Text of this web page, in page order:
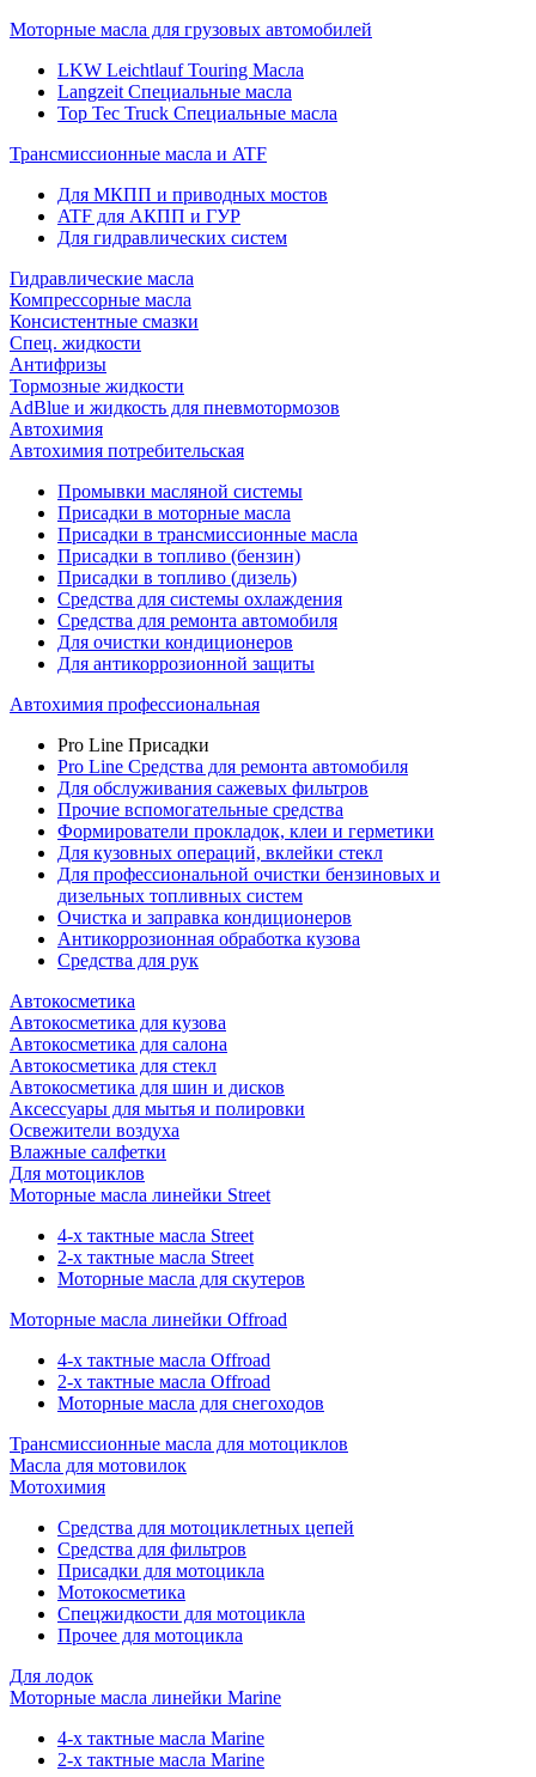
Моторные масла для грузовых автомобилей
LKW Leichtlauf Touring Масла
Langzeit Специальные масла
Top Tec Truck Специальные масла
Трансмиссионные масла и ATF
Для МКПП и приводных мостов
ATF для АКПП и ГУР
Для гидравлических систем
Гидравлические масла
Компрессорные масла
Консистентные смазки
Спец. жидкости
Антифризы
Тормозные жидкости
AdBlue и жидкость для пневмотормозов
Автохимия
Автохимия потребительская
Промывки масляной системы
Присадки в моторные масла
Присадки в трансмиссионные масла
Присадки в топливо (бензин)
Присадки в топливо (дизель)
Средства для системы охлаждения
Средства для ремонта автомобиля
Для очистки кондиционеров
Для антикоррозионной защиты
Автохимия профессиональная
Pro Line Присадки
Pro Line Средства для ремонта автомобиля
Для обслуживания сажевых фильтров
Прочие вспомогательные средства
Формирователи прокладок, клеи и герметики
Для кузовных операций, вклейки стекл
Для профессиональной очистки бензиновых и
дизельных топливных систем
Очистка и заправка кондиционеров
Антикоррозионная обработка кузова
Средства для рук
Автокосметика
Автокосметика для кузова
Автокосметика для салона
Автокосметика для стекл
Автокосметика для шин и дисков
Аксессуары для мытья и полировки
Освежители воздуха
Влажные салфетки
Для мотоциклов
Моторные масла линейки Street
4-х тактные масла Street
2-х тактные масла Street
Моторные масла для скутеров
Моторные масла линейки Offroad
4-х тактные масла Offroad
2-х тактные масла Offroad
Моторные масла для снегоходов
Трансмиссионные масла для мотоциклов
Масла для мотовилок
Мотохимия
Средства для мотоциклетных цепей
Средства для фильтров
Присадки для мотоцикла
Мотокосметика
Спецжидкости для мотоцикла
Прочее для мотоцикла
Для лодок
Моторные масла линейки Marine
4-х тактные масла Marine
2-х тактные масла Marine